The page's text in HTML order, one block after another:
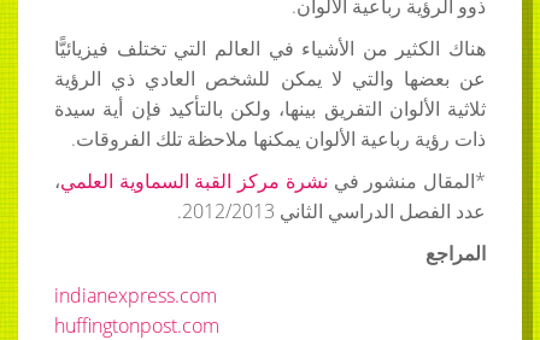
ذوو الرؤية رباعية الألوان.
هناك الكثير من الأشياء في العالم التي تختلف فيزيائيًّا
عن بعضها والتي لا يمكن للشخص العادي ذي الرؤية
ثلاثية الألوان التفريق بينها، ولكن بالتأكيد فإن أية سيدة
ذات رؤية رباعية الألوان يمكنها ملاحظة تلك الفروقات.
*المقال منشور في نشرة مركز القبة السماوية العلمي،
عدد الفصل الدراسي الثاني 2012/2013.
المراجع
indianexpress.com
huffingtonpost.com